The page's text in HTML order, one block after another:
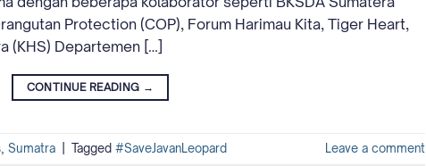
Protection (COP), Forum Harimau Kita, Tiger Heart,
(KHS) Departemen […]
CONTINUE READING →
, Sumatra Tagged #SaveJavanLeopard Leave a comment